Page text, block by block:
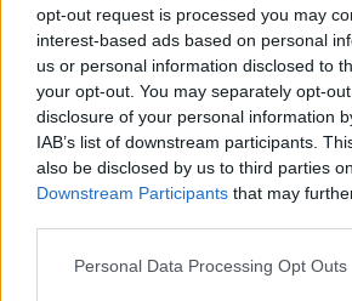
opt-out request is processed you may
interest-based ads based on personal
us or personal information disclosed to
your opt-out. You may separately opt-
disclosure of your personal information
IAB’s list of downstream participants.
also be disclosed by us to third parties
Downstream Participants that may
Personal Data Processing Opt Outs
Bonjour, je viens de lire votre
même problème, si vous lisez mon
comment votre cas est évolué....
votre avis
03/05/2021 | Homme | 28